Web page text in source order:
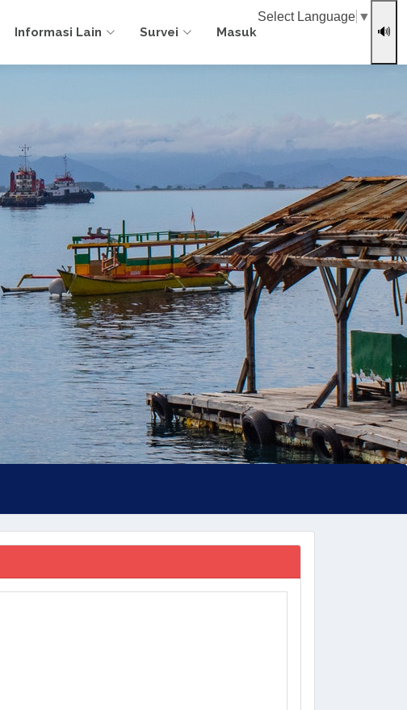
Informasi Lain Survei Masuk
Select Language ▼
🔊